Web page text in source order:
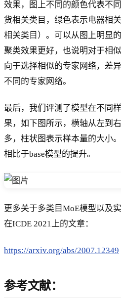
效果，图上不同的颜色代表不
货相关类目，绿色表示电器相
相关类目）。可以从图上明显
聚类效果更好，也说明对于相
向于选择相似的专家网络，差
不同的专家网络。
最后，我们评测了模型在不同
果，如下图所示，横轴从左到
多，柱状图表示样本量的大小
相比于base模型的提升。
更多关于多类目MoE模型以及
在ICDE 2021上的文章：
https://arxiv.org/abs/2007.12349
参考文献：